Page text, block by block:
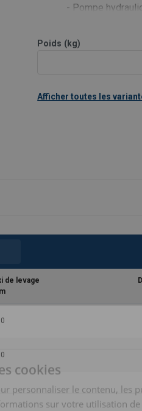
- Pompe
- Timon
- Équipés de série
Poids (kg)
Afficher toutes les
de levage
cookies
personnaliser le contenu, les
sur votre utilisation